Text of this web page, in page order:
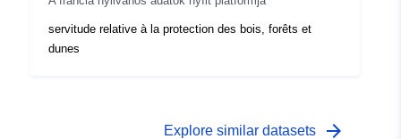
servitude relative à la protection des bois, forêts et
dunes
Explore similar datasets arrow_forward